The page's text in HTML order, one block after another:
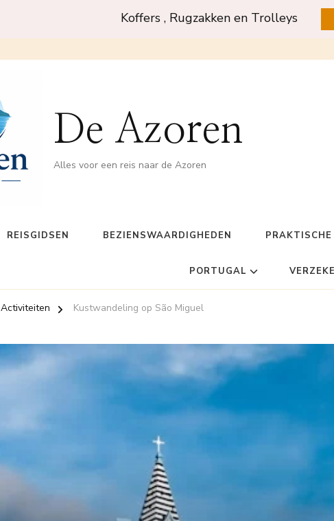
Koffers , Rugzakken en Trolleys
De Azoren
Alles voor een reis naar de Azoren
REISGIDSEN BEZIENSWAARDIGHEDEN PRAKTISCHE
PORTUGAL
Activiteiten Kustwandeling op São Miguel